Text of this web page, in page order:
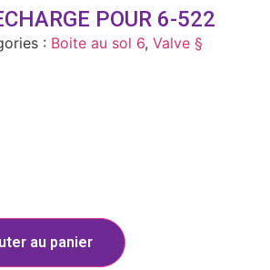
POUR 6-522
: Boite au sol 6, Valve §
au panier